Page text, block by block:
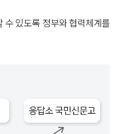
수 있도록 정부와 협력체계를